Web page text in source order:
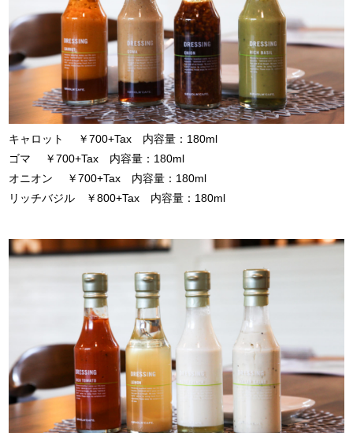
キャロット ￥700+Tax 内容量：180ml
ゴマ ￥700+Tax 内容量：180ml
オニオン ￥700+Tax 内容量：180ml
リッチバジル ￥800+Tax 内容量：180ml